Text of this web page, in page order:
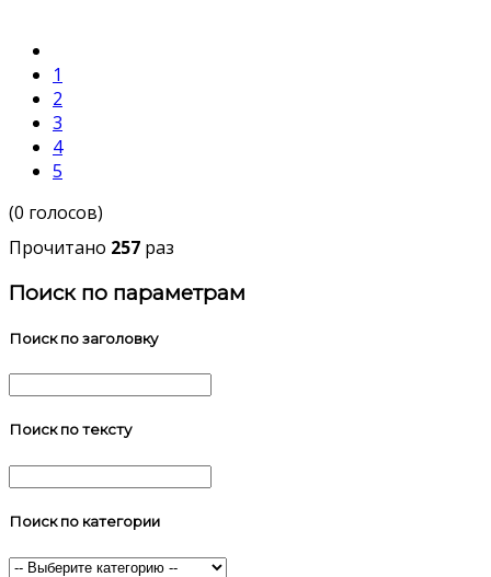
1
2
3
4
5
(0 голосов)
Прочитано 257 раз
Поиск по параметрам
Поиск по заголовку
Поиск по тексту
Поиск по категории